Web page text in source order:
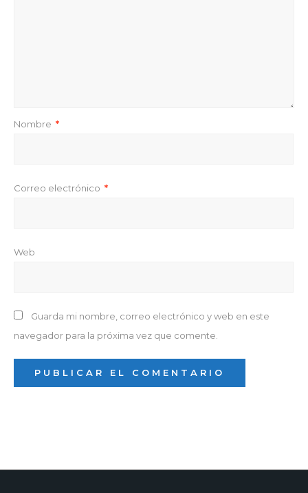
Nombre *
Correo electrónico *
Web
Guarda mi nombre, correo electrónico y web en este
navegador para la próxima vez que comente.